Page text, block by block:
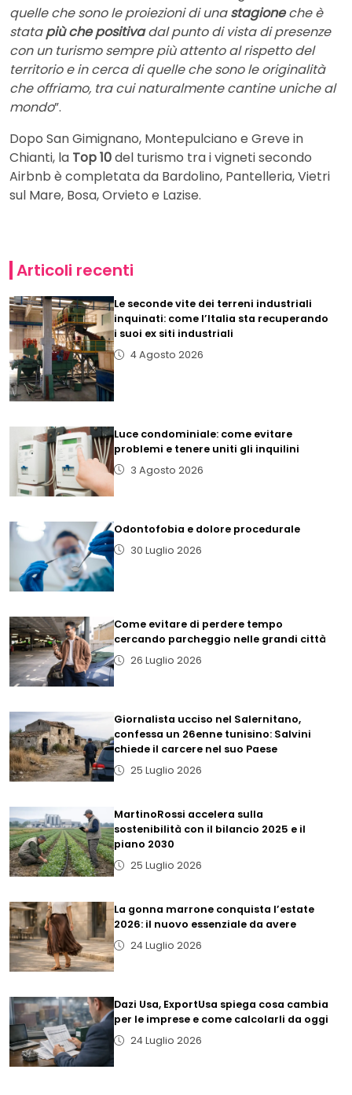
quelle che sono le proiezioni di unastagioneche è
statapiù che positivadal punto di vista di presenze
con un turismo sempre più attento al rispetto del
territorio e in cerca di quelle che sono le originalità
che offriamo, tra cui naturalmente cantine uniche al
mondo”.
Dopo San Gimignano, Montepulciano e Greve in
Chianti, la Top 10del turismo tra i vigneti secondo
Airbnb è completata da Bardolino, Pantelleria, Vietri
sul Mare, Bosa, Orvieto e Lazise.
Articoli recenti
Le seconde vite dei terreni industriali
inquinati: come l’Italia sta recuperando
i suoi ex siti industriali
4 Agosto 2026
Luce condominiale: come evitare
problemi e tenere uniti gli inquilini
3 Agosto 2026
Odontofobia e dolore procedurale
30 Luglio 2026
Come evitare di perdere tempo
cercando parcheggio nelle grandi città
26 Luglio 2026
Giornalista ucciso nel Salernitano,
confessa un 26enne tunisino: Salvini
chiede il carcere nel suo Paese
25 Luglio 2026
MartinoRossi accelera sulla
sostenibilità con il bilancio 2025 e il
piano 2030
25 Luglio 2026
La gonna marrone conquista l’estate
2026: il nuovo essenziale da avere
24 Luglio 2026
Dazi Usa, ExportUsa spiega cosa cambia
per le imprese e come calcolarli da oggi
24 Luglio 2026